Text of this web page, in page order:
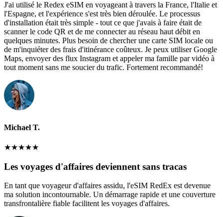
J'ai utilisé le Redex eSIM en voyageant à travers la France, l'Italie et
l'Espagne, et l'expérience s'est très bien déroulée. Le processus
d'installation était très simple - tout ce que j'avais à faire était de
scanner le code QR et de me connecter au réseau haut débit en
quelques minutes. Plus besoin de chercher une carte SIM locale ou
de m'inquiéter des frais d'itinérance coûteux. Je peux utiliser Google
Maps, envoyer des flux Instagram et appeler ma famille par vidéo à
tout moment sans me soucier du trafic. Fortement recommandé!
Michael T.
★★★★★
Les voyages d'affaires deviennent sans tracas
En tant que voyageur d'affaires assidu, l'eSIM RedEx est devenue
ma solution incontournable. Un démarrage rapide et une couverture
transfrontalière fiable facilitent les voyages d'affaires.